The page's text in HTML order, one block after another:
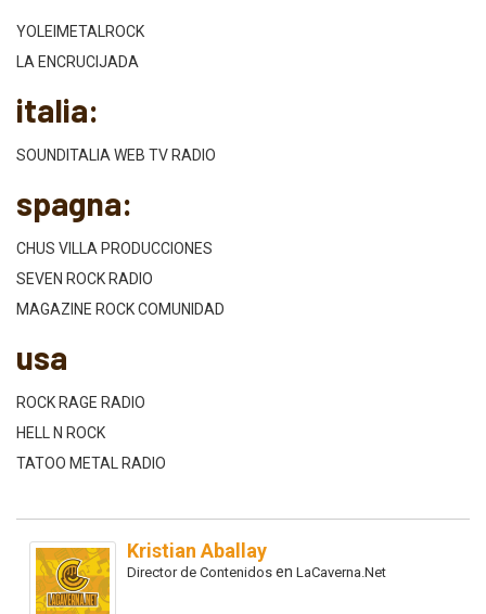
YOLEIMETALROCK
LA ENCRUCIJADA
italia:
SOUNDITALIA WEB TV RADIO
spagna:
CHUS VILLA PRODUCCIONES
SEVEN ROCK RADIO
MAGAZINE ROCK COMUNIDAD
usa
ROCK RAGE RADIO
HELL N ROCK
TATOO METAL RADIO
Kristian Aballay
Director de Contenidos en LaCaverna.Net